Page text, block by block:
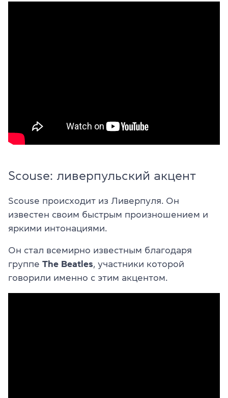
Scouse: ливерпульский акцент
Scouse происходит из Ливерпуля. Он
известен своим быстрым произношением и
яркими интонациями.
Он стал всемирно известным благодаря
группе The Beatles, участники которой
говорили именно с этим акцентом.